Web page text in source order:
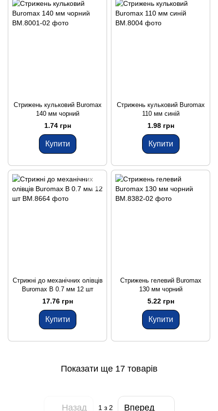
Стрижень кульковий Buromax
140 мм чорний
1.74 грн
Купити
Стрижень кульковий Buromax
110 мм синій
1.98 грн
Купити
Стрижні до механічних олівців
Buromax B 0.7 мм 12 шт
17.76 грн
Купити
Стрижень гелевий Buromax
130 мм чорний
5.22 грн
Купити
Показати ще 17 товарів
Назад 1з 2 Вперед